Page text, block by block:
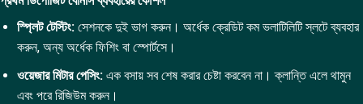
স্প্লিট টেস্টিং:সেশনকে দুই ভাগ করুন। অর্ধেক ক্রেডিট কম ভলাটিলিটি স্লটে ব্যবহার
করুন, অন্য অর্ধেক ফিশিং বা স্পোর্টসে।
ওয়েজার মিটার পেসিং:এক বসায় সব শেষ করার চেষ্টা করবেন না। ক্লান্তি এলে থামুন
এবং পরে রিজিউম করুন।